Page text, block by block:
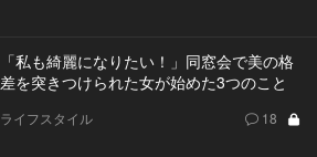
「私も綺麗になりたい！」同窓会で美の格
差を突きつけられた女が始めた3つのこと
ライフスタイル 18